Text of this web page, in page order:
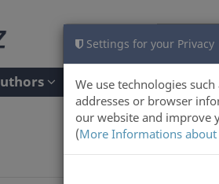
Settings for your Privacy
We use technologies
addresses or browser
our website and improve
(More Informations about